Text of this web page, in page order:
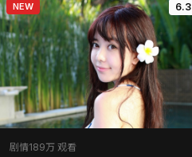
NEW 6.3
剧情189万 观看